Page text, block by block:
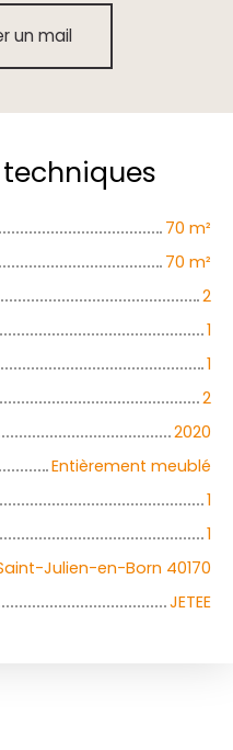
un mail
70 m²
70 m²
2
1
1
2
2020
Entièrement meublé
1
1
Julien-en-Born 40170
JETEE